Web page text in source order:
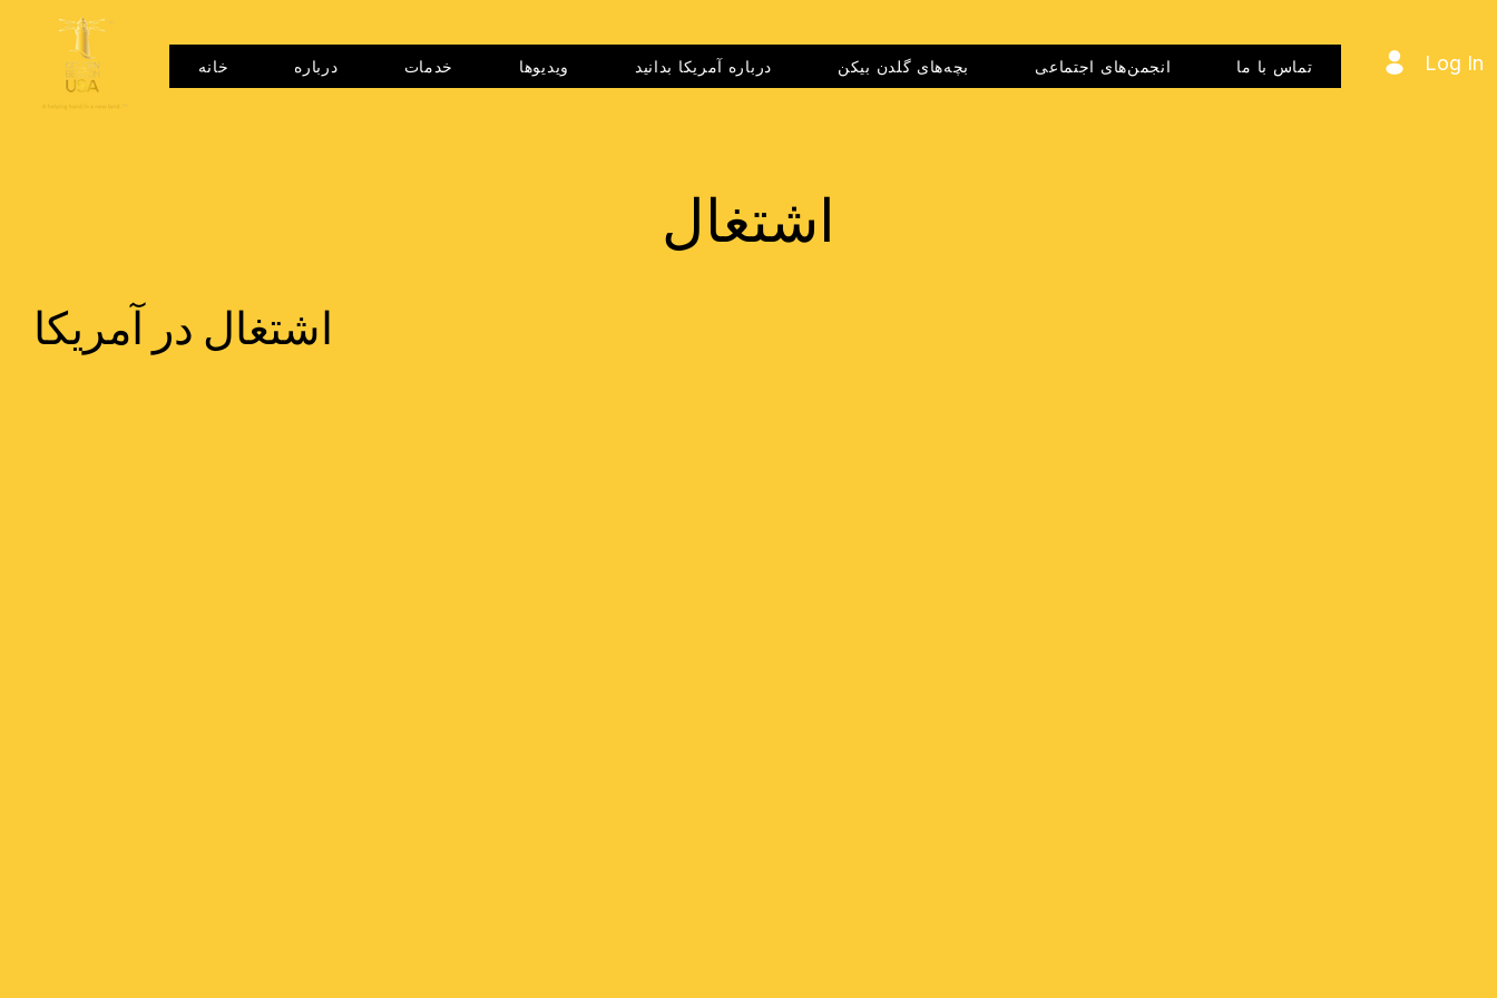
خانه درباره خدمات ویدیوها درباره آمریکا بدانید بچه‌های گلدن بیکن انجمن‌های اجتماعی تماس با ما Log In
اشتغال
اشتغال در آمریکا